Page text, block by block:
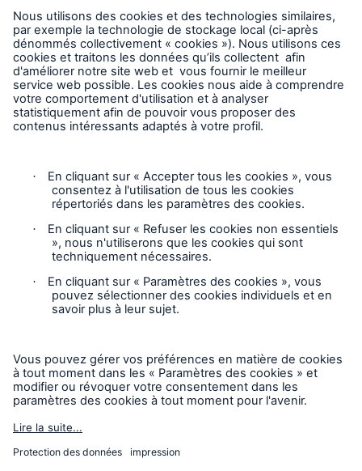
Demander une inspection
Suivre HSB Canada
Vie privée
Mentions légales
Responsable des plaintes
Paramètres des cookies
Mode accessibilité
© 2026 La Compagnie d’Inspection et d’Assurance
HSB. Tous droits réservés. Ce contenu est destiné